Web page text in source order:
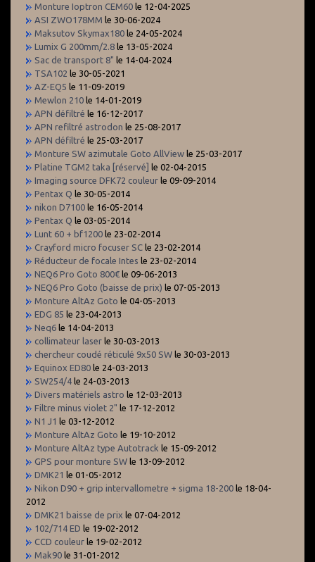
Monture Ioptron CEM60 le 12-04-2025
ASI ZWO178MM le 30-06-2024
Maksutov Skymax180 le 24-05-2024
Lumix G 200mm/2.8 le 13-05-2024
Sac de transport 8" le 14-04-2024
TSA102 le 30-05-2021
AZ-EQ5 le 11-09-2019
Mewlon 210 le 14-01-2019
APN défiltré le 16-12-2017
APN refiltré astrodon le 25-08-2017
APN défiltré le 25-03-2017
Monture SW azimutale Goto AllView le 25-03-2017
Platine TGM2 taka [réservé] le 02-04-2015
Imaging source DFK72 couleur le 09-09-2014
Pentax Q le 30-05-2014
nikon D7100 le 16-05-2014
Pentax Q le 03-05-2014
Lunt 60 + bf1200 le 23-02-2014
Crayford micro focuser SC le 23-02-2014
Réducteur de focale Intes le 23-02-2014
NEQ6 Pro Goto 800€ le 09-06-2013
NEQ6 Pro Goto (baisse de prix) le 07-05-2013
Monture AltAz Goto le 04-05-2013
EDG 85 le 23-04-2013
Neq6 le 14-04-2013
collimateur laser le 30-03-2013
chercheur coudé réticulé 9x50 SW le 30-03-2013
Equinox ED80 le 24-03-2013
SW254/4 le 24-03-2013
Divers matériels astro le 12-03-2013
Filtre minus violet 2" le 17-12-2012
N1 J1 le 03-12-2012
Monture AltAz Goto le 19-10-2012
Monture AltAz type Autotrack le 15-09-2012
GPS pour monture SW le 13-09-2012
DMK21 le 01-05-2012
Nikon D90 + grip intervallometre + sigma 18-200 le 18-04-
2012
DMK21 baisse de prix le 07-04-2012
102/714 ED le 19-02-2012
CCD couleur le 19-02-2012
Mak90 le 31-01-2012